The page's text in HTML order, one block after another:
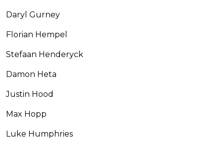
Daryl Gurney
Florian Hempel
Stefaan Henderyck
Damon Heta
Justin Hood
Max Hopp
Luke Humphries